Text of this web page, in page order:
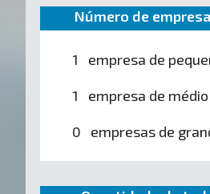
Número de
1 empresa de
1 empresa de
0 empresas de